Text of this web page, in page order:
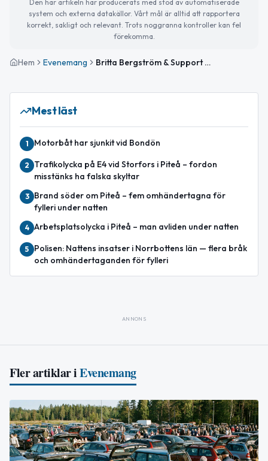
Den här artikeln har producerats med stöd av automatiserade
system och externa datakällor. Vårt mål är alltid att rapportera
korrekt, sakligt och relevant. Trots noggranna kontroller kan fel
förekomma.
Hem Evenemang Britta Bergström & Support Choir
Mest läst
1 Motorbåt har sjunkit vid Bondön
2
Trafikolycka på E4 vid Storfors i Piteå – fordon
misstänks ha falska skyltar
3
Brand söder om Piteå – fem omhändertagna för
fylleri under natten
4 Arbetsplatsolycka i Piteå – man avliden under natten
5
Polisen: Nattens insatser i Norrbottens län — flera bråk
och omhändertaganden för fylleri
ANNONS
Fler artiklar iEvenemang